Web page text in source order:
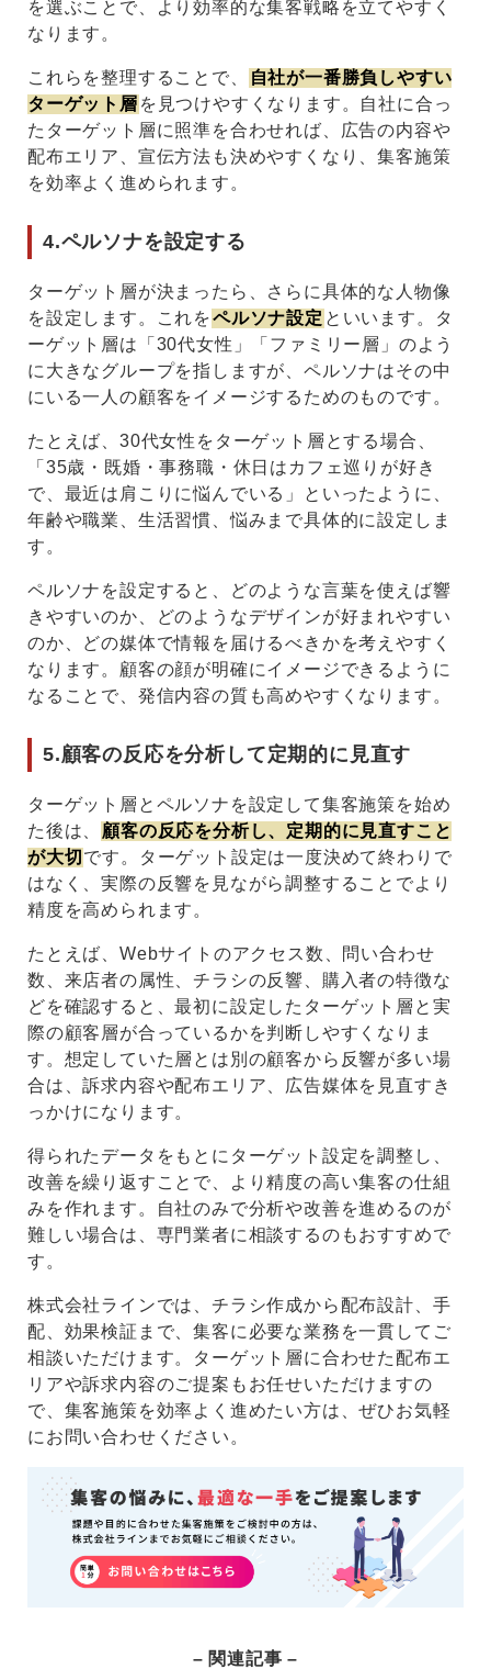
を選ぶことで、より効率的な集客戦略を立てやすく
なります。
これらを整理することで、
自社が一番勝負しやすい
ターゲット層 を見つけやすくなります。自社に合っ
たターゲット層に照準を合わせれば、広告の内容や
配布エリア、宣伝方法も決めやすくなり、集客施策
を効率よく進められます。
4.ペルソナを設定する
ターゲット層が決まったら、さらに具体的な人物像
を設定します。これをペルソナ設定 といいます。タ
ーゲット層は「30代女性」「ファミリー層」のよう
に大きなグループを指しますが、ペルソナはその中
にいる一人の顧客をイメージするためのものです。
たとえば、30代女性をターゲット層とする場合、
「35歳・既婚・事務職・休日はカフェ巡りが好き
で、最近は肩こりに悩んでいる」といったように、
年齢や職業、生活習慣、悩みまで具体的に設定しま
す。
ペルソナを設定すると、どのような言葉を使えば響
きやすいのか、どのようなデザインが好まれやすい
のか、どの媒体で情報を届けるべきかを考えやすく
なります。顧客の顔が明確にイメージできるように
なることで、発信内容の質も高めやすくなります。
5.顧客の反応を分析して定期的に見直す
ターゲット層とペルソナを設定して集客施策を始め
た後は、
顧客の反応を分析し、定期的に見直すこと
が大切 です。ターゲット設定は一度決めて終わりで
はなく、実際の反響を見ながら調整することでより
精度を高められます。
たとえば、Webサイトのアクセス数、問い合わせ
数、来店者の属性、チラシの反響、購入者の特徴な
どを確認すると、最初に設定したターゲット層と実
際の顧客層が合っているかを判断しやすくなりま
す。想定していた層とは別の顧客から反響が多い場
合は、訴求内容や配布エリア、広告媒体を見直すき
っかけになります。
得られたデータをもとにターゲット設定を調整し、
改善を繰り返すことで、より精度の高い集客の仕組
みを作れます。自社のみで分析や改善を進めるのが
難しい場合は、専門業者に相談するのもおすすめで
す。
株式会社ラインでは、チラシ作成から配布設計、手
配、効果検証まで、集客に必要な業務を一貫してご
相談いただけます。ターゲット層に合わせた配布エ
リアや訴求内容のご提案もお任せいただけますの
で、集客施策を効率よく進めたい方は、ぜひお気軽
にお問い合わせください。
– 関連記事 –